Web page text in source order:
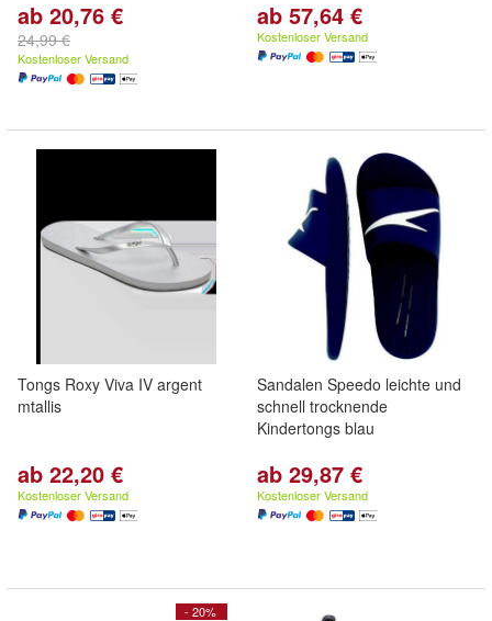
ab 20,76 €
24,99 €
Kostenloser Versand
ab 57,64 €
Kostenloser Versand
Tongs Roxy Viva IV argent
mtallis
ab 22,20 €
Kostenloser Versand
Sandalen Speedo leichte und
schnell trocknende
Kindertongs blau
ab 29,87 €
Kostenloser Versand
- 20%